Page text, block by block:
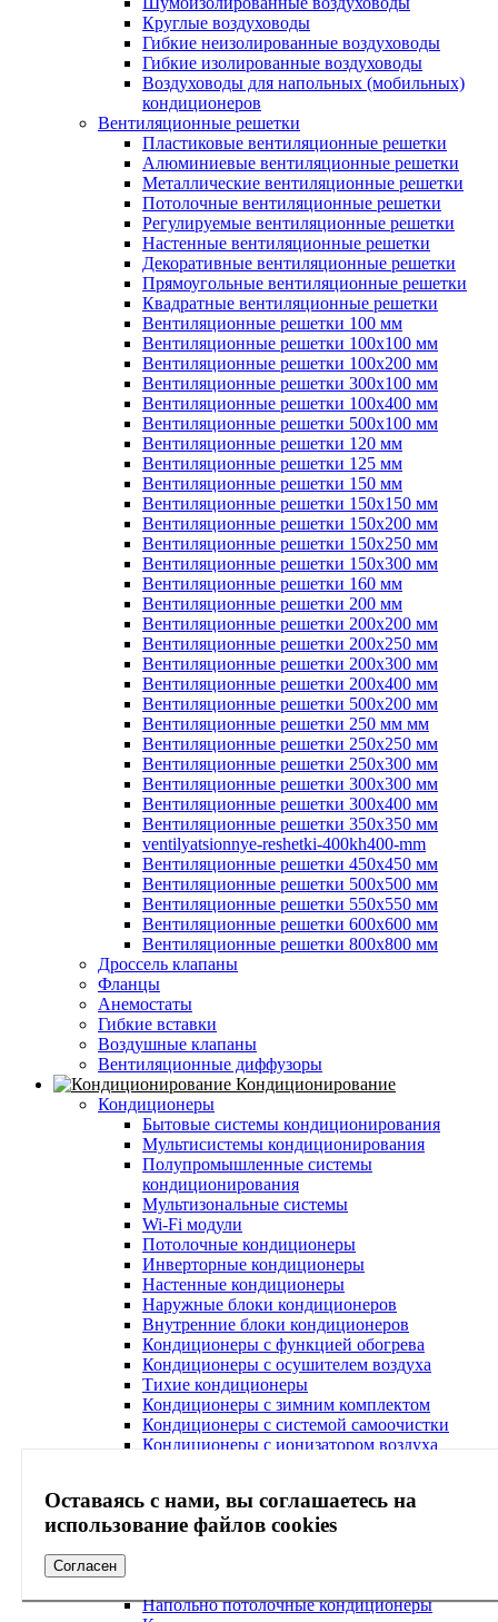
Оставаясь с нами, вы соглашаетесь на
использование файлов cookies
Согласен
Круглые воздуховоды
Гибкие неизолированные воздуховоды
Гибкие изолированные воздуховоды
Воздуховоды для напольных (мобильных)
кондиционеров
Вентиляционные решетки
Пластиковые вентиляционные решетки
Алюминиевые вентиляционные решетки
Металлические вентиляционные решетки
Потолочные вентиляционные решетки
Регулируемые вентиляционные решетки
Настенные вентиляционные решетки
Декоративные вентиляционные решетки
Прямоугольные вентиляционные решетки
Квадратные вентиляционные решетки
Вентиляционные решетки 100 мм
Вентиляционные решетки 100х100 мм
Вентиляционные решетки 100х200 мм
Вентиляционные решетки 300х100 мм
Вентиляционные решетки 100х400 мм
Вентиляционные решетки 500х100 мм
Вентиляционные решетки 120 мм
Вентиляционные решетки 125 мм
Вентиляционные решетки 150 мм
Вентиляционные решетки 150х150 мм
Вентиляционные решетки 150х200 мм
Вентиляционные решетки 150х250 мм
Вентиляционные решетки 150х300 мм
Вентиляционные решетки 160 мм
Вентиляционные решетки 200 мм
Вентиляционные решетки 200х200 мм
Вентиляционные решетки 200х250 мм
Вентиляционные решетки 200х300 мм
Вентиляционные решетки 200х400 мм
Вентиляционные решетки 500х200 мм
Вентиляционные решетки 250 мм мм
Вентиляционные решетки 250х250 мм
Вентиляционные решетки 250х300 мм
Вентиляционные решетки 300х300 мм
Вентиляционные решетки 300х400 мм
Вентиляционные решетки 350х350 мм
ventilyatsionnye-reshetki-400kh400-mm
Вентиляционные решетки 450х450 мм
Вентиляционные решетки 500х500 мм
Вентиляционные решетки 550х550 мм
Вентиляционные решетки 600х600 мм
Вентиляционные решетки 800х800 мм
Дроссель клапаны
Фланцы
Анемостаты
Гибкие вставки
Воздушные клапаны
Вентиляционные диффузоры
Кондиционирование
Кондиционеры
Бытовые системы кондиционирования
Мультисистемы кондиционирования
Полупромышленные системы
кондиционирования
Мультизональные системы
Wi-Fi модули
Потолочные кондиционеры
Инверторные кондиционеры
Настенные кондиционеры
Наружные блоки кондиционеров
Внутренние блоки кондиционеров
Кондиционеры с функцией обогрева
Кондиционеры с осушителем воздуха
Тихие кондиционеры
Кондиционеры с зимним комплектом
Кондиционеры с системой самоочистки
Кондиционеры с ионизатором воздуха
Кондиционеры с ультрафиолетовой лампой
Кондиционеры с антибактериальным
Напольно потолочные кондиционеры